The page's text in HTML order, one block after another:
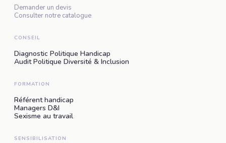
Demander un devis
Consulter notre catalogue
CONSEIL
Diagnostic Politique Handicap
Audit Politique Diversité & Inclusion
FORMATION
Référent handicap
Managers D&I
Sexisme au travail
SENSIBILISATION